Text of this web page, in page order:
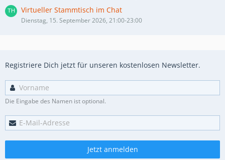
Virtueller Stammtisch im Chat
Dienstag, 15. September 2026, 21:00-23:00
Registriere Dich jetzt für unseren kostenlosen Newsletter.
Die Eingabe des Namen ist optional.
Jetzt anmelden